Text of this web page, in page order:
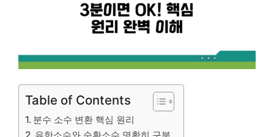
Table of Contents
분수 소수 변환 핵심 원리